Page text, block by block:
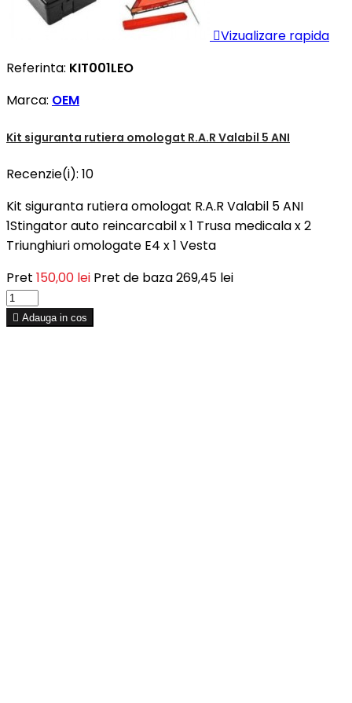
Vizualizare rapida
Referinta: KIT001LEO
Marca: OEM
Kit siguranta rutiera omologat R.A.R Valabil 5 ANI
Recenzie(i): 10
Kit siguranta rutiera omologat R.A.R Valabil 5 ANI
1Stingator auto reincarcabil x 1 Trusa medicala x 2
Triunghiuri omologate E4 x 1 Vesta
Pret 150,00 lei Pret de baza269,45 lei
 Adauga in cos